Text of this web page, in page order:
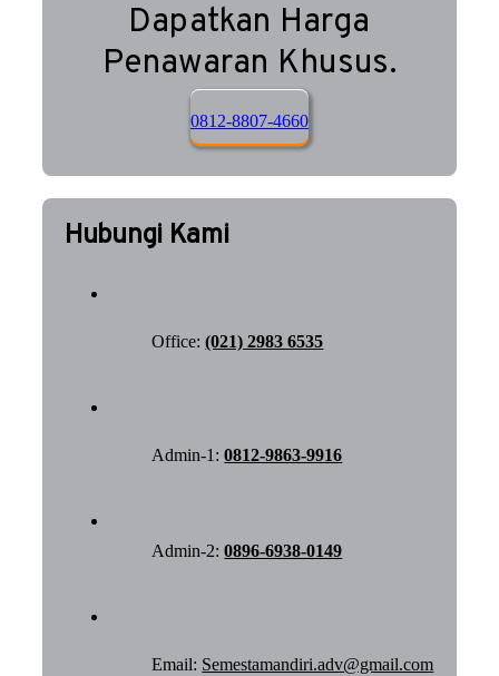
Dapatkan Harga
Penawaran Khusus.
0812-8807-4660
Hubungi Kami
Office:(021) 2983 6535
Admin-1:0812-9863-9916
Admin-2:0896-6938-0149
Email: Semestamandiri.adv@gmail.com